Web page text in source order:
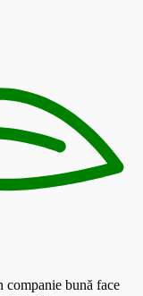
companie bună face